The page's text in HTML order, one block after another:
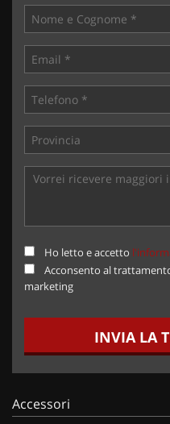
Ho letto e accetto
Acconsento al
marketing
INVIA LA
Accessori